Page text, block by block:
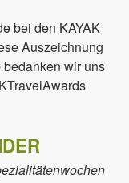
bei den KAYAK
Auszeichnung
wir uns